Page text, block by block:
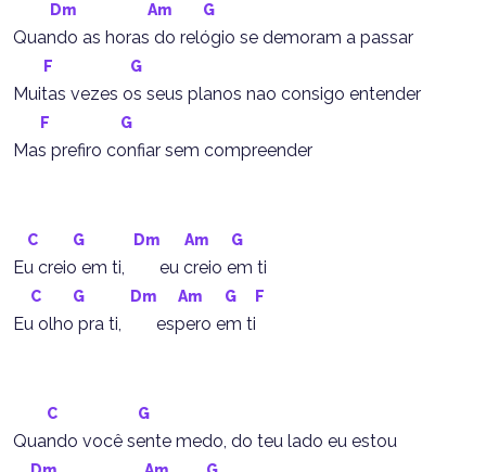
Dm Am G
Quando as horas do relógio se demoram a passar
F G
Muitas vezes os seus planos nao consigo entender
F G
Mas prefiro confiar sem compreender
C G Dm Am G
Eu creio em ti,        eu creio em ti
C G Dm Am G F
Eu olho pra ti,        espero em ti
C G
Quando você sente medo, do teu lado eu estou